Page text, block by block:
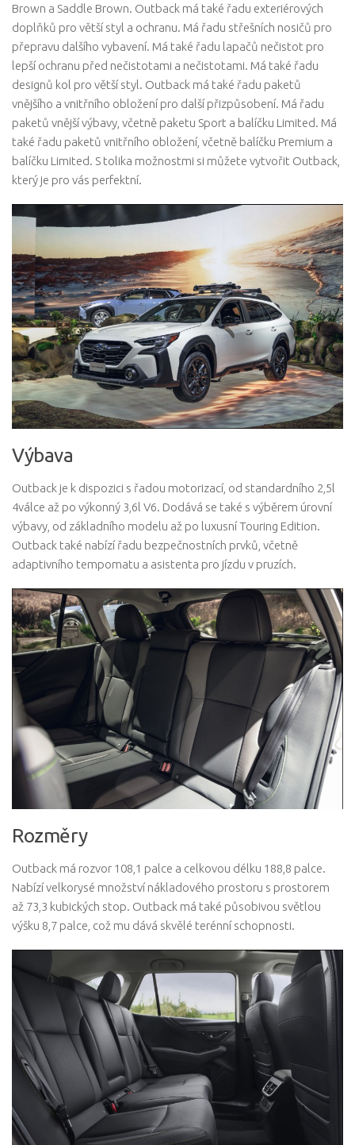
Brown a Saddle Brown. Outback má také řadu exteriérových
doplňků pro větší styl a ochranu. Má řadu střešních nosičů pro
přepravu dalšího vybavení. Má také řadu lapačů nečistot pro
lepší ochranu před nečistotami a nečistotami. Má také řadu
designů kol pro větší styl. Outback má také řadu paketů
vnějšího a vnitřního obložení pro další přizpůsobení. Má řadu
paketů vnější výbavy, včetně paketu Sport a balíčku Limited. Má
také řadu paketů vnitřního obložení, včetně balíčku Premium a
balíčku Limited. S tolika možnostmi si můžete vytvořit Outback,
který je pro vás perfektní.
Výbava
Outback je k dispozici s řadou motorizací, od standardního 2,5l
4válce až po výkonný 3,6l V6. Dodává se také s výběrem úrovní
výbavy, od základního modelu až po luxusní Touring Edition.
Outback také nabízí řadu bezpečnostních prvků, včetně
adaptivního tempomatu a asistenta pro jízdu v pruzích.
Rozměry
Outback má rozvor 108,1 palce a celkovou délku 188,8 palce.
Nabízí velkorysé množství nákladového prostoru s prostorem
až 73,3 kubických stop. Outback má také působivou světlou
výšku 8,7 palce, což mu dává skvělé terénní schopnosti.